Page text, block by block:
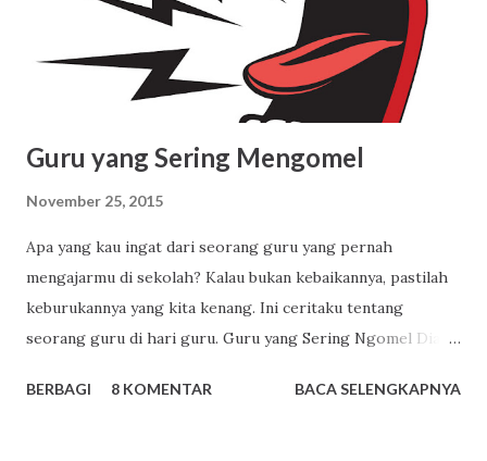
berikut ini mungkin menjadi jawaban sekian orang tua saat
mendapat pertanyaan tersebut: Saya ingin menciptakan
kembali masa kecil yang indah Ngg…Semacam investasi
untuk hari nanti Sebab saya percaya, kita akan m...
Guru yang Sering Mengomel
November 25, 2015
Apa yang kau ingat dari seorang guru yang pernah
mengajarmu di sekolah? Kalau bukan kebaikannya, pastilah
keburukannya yang kita kenang. Ini ceritaku tentang
seorang guru di hari guru. Guru yang Sering Ngomel Dia
di SMAku dulu. Usianya mungkin lebih dari 30 tahun saat itu.
BERBAGI 8 KOMENTAR BACA SELENGKAPNYA